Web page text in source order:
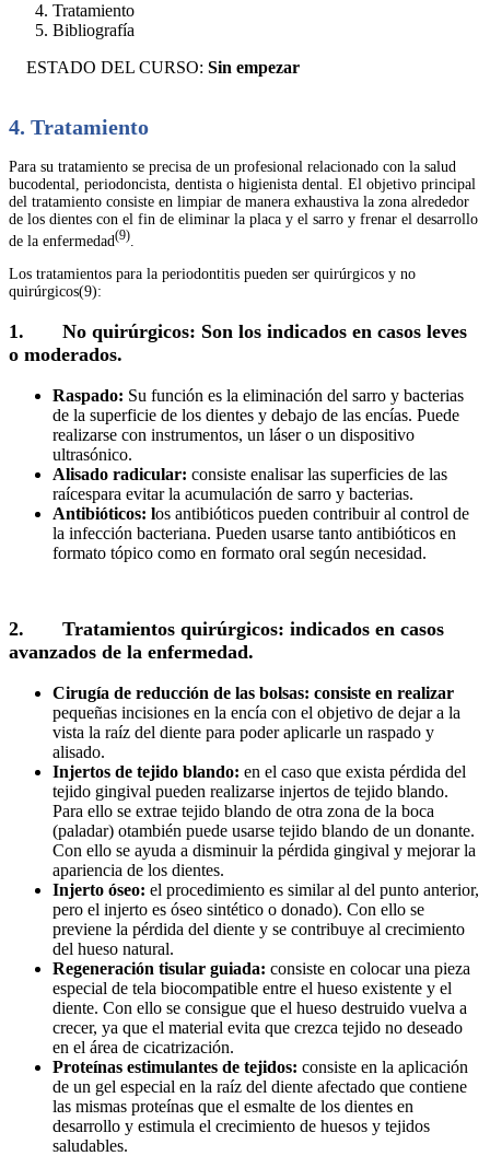
Tratamiento
Bibliografía
ESTADO DEL CURSO: Sin empezar
4. Tratamiento
Para su tratamiento se precisa de un profesional relacionado con la salud
bucodental, periodoncista, dentista o higienista dental. El objetivo principal
del tratamiento consiste en limpiar de manera exhaustiva la zona alrededor
de los dientes con el fin de eliminar la placa y el sarro y frenar el desarrollo
de la enfermedad(9)
Los tratamientos para la periodontitis pueden ser quirúrgicos y no
quirúrgicos(9):
1. No quirúrgicos: Son los indicados en casos leves
o moderados.
Raspado: Su función es la eliminación del sarro y bacterias
de la superficie de los dientes y debajo de las encías. Puede
realizarse con instrumentos, un láser o un dispositivo
ultrasónico.
Alisado radicular: consiste enalisar las superficies de las
raícespara evitar la acumulación de sarro y bacterias.
Antibióticos: los antibióticos pueden contribuir al control de
la infección bacteriana. Pueden usarse tanto antibióticos en
formato tópico como en formato oral según necesidad.
2. Tratamientos quirúrgicos: indicados en casos
avanzados de la enfermedad.
Cirugía de reducción de las bolsas: consiste en realizar
pequeñas incisiones en la encía con el objetivo de dejar a la
vista la raíz del diente para poder aplicarle un raspado y
alisado.
Injertos de tejido blando: en el caso que exista pérdida del
tejido gingival pueden realizarse injertos de tejido blando.
Para ello se extrae tejido blando de otra zona de la boca
(paladar) otambién puede usarse tejido blando de un donante.
Con ello se ayuda a disminuir la pérdida gingival y mejorar la
apariencia de los dientes.
Injerto óseo: el procedimiento es similar al del punto anterior,
pero el injerto es óseo sintético o donado). Con ello se
previene la pérdida del diente y se contribuye al crecimiento
del hueso natural.
Regeneración tisular guiada: consiste en colocar una pieza
especial de tela biocompatible entre el hueso existente y el
diente. Con ello se consigue que el hueso destruido vuelva a
crecer, ya que el material evita que crezca tejido no deseado
en el área de cicatrización.
Proteínas estimulantes de tejidos: consiste en la aplicación
de un gel especial en la raíz del diente afectado que contiene
las mismas proteínas que el esmalte de los dientes en
desarrollo y estimula el crecimiento de huesos y tejidos
saludables.